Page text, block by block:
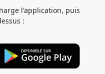
l'application, puis
: